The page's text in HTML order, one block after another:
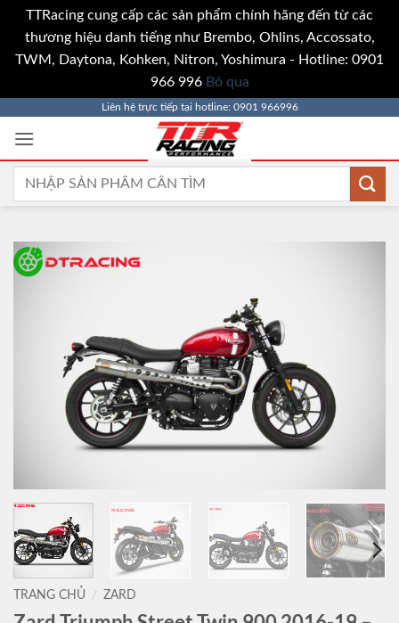
TTRacing cung cấp các sản phẩm chính hãng đến từ các
thương hiệu danh tiếng như Brembo, Ohlins, Accossato,
TWM, Daytona, Kohken, Nitron, Yoshimura - Hotline: 0901
966 996 Bỏ qua
qua
Liên hệ trực tiếp tại hotline: 0901 966996
Tìm
TRANG CHỦ / ZARD